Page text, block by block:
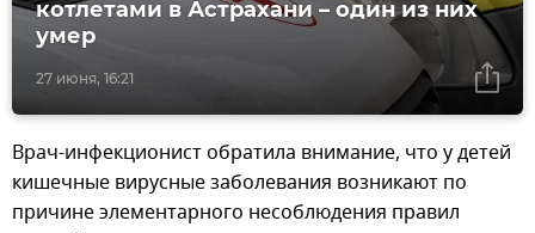
27 июня, 16:21
котлетами в Астрахани – один из них
умер
Врач-инфекционист обратила внимание, что у детей
кишечные вирусные заболевания возникают по
причине элементарного несоблюдения правил